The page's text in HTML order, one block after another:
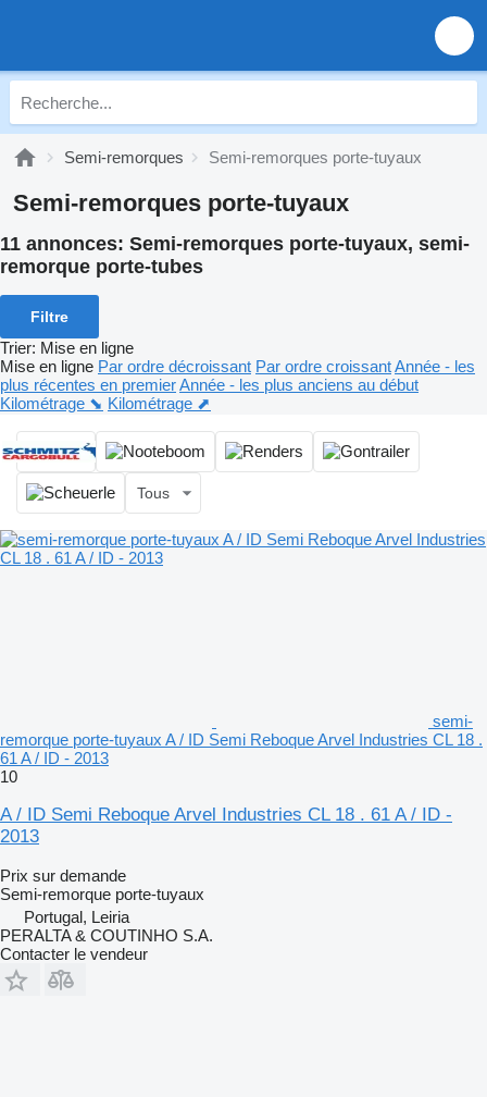
Semi-remorques Semi-remorques porte-tuyaux
Semi-remorques porte-tuyaux
11 annonces: Semi-remorques porte-tuyaux, semi-
remorque porte-tubes
Filtre
Trier: Mise en ligne
Mise en ligne Par ordre décroissant Par ordre croissantAnnée - les
plus récentes en premierAnnée - les plus anciens au début
Kilométrage ⬊ Kilométrage ⬈
Tous
semi-
remorque porte-tuyaux A / ID Semi Reboque Arvel Industries CL 18 .
61 A / ID - 2013
10
A / ID Semi Reboque Arvel Industries CL 18 . 61 A / ID -
2013
Prix sur demande
Semi-remorque porte-tuyaux
Portugal, Leiria
PERALTA & COUTINHO S.A.
Contacter le vendeur